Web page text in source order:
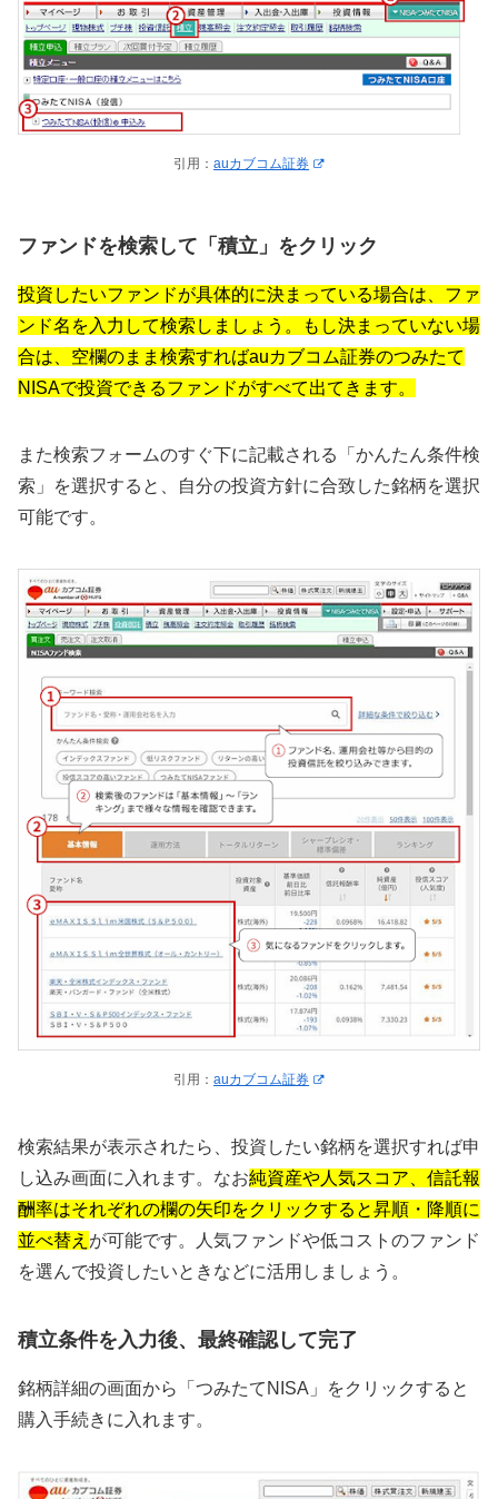
引用：auカブコム証券
ファンドを検索して「積立」をクリック
投資したいファンドが具体的に決まっている場合は、ファ
ンド名を入力して検索しましょう。もし決まっていない場
合は、空欄のまま検索すればauカブコム証券のつみたて
NISAで投資できるファンドがすべて出てきます。
また検索フォームのすぐ下に記載される「かんたん条件検
索」を選択すると、自分の投資方針に合致した銘柄を選択
可能です。
引用：auカブコム証券
検索結果が表示されたら、投資したい銘柄を選択すれば申
し込み画面に入れます。なお純資産や人気スコア、信託報
酬率はそれぞれの欄の矢印をクリックすると昇順・降順に
並べ替え が可能です。人気ファンドや低コストのファンド
を選んで投資したいときなどに活用しましょう。
積立条件を入力後、最終確認して完了
銘柄詳細の画面から「つみたてNISA」をクリックすると
購入手続きに入れます。